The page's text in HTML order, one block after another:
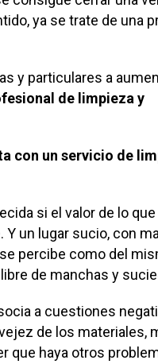
ya se trate de una
y particulares a
de limpieza y
con un servicio de
si el valor de lo
un lugar sucio, con
percibe como del
de manchas y
a cuestiones
de los materiales,
que haya otros